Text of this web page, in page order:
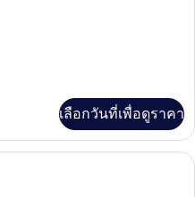
เลือกวันที่เพื่อดูราคา
สตูดิโอ (Cozy, Plus) | ผ้าม่านกันแสง,